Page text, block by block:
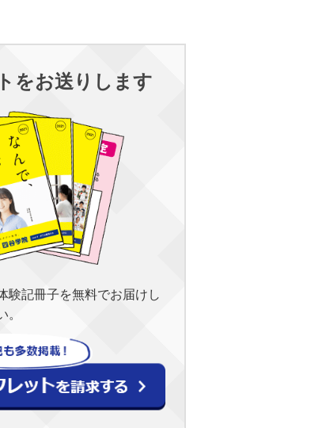
をお送りします
験記冊子を無料でお届けし